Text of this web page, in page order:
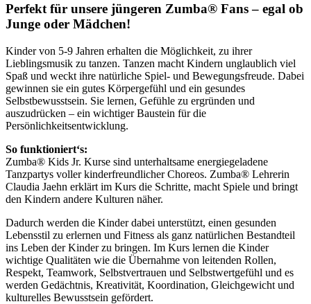
Perfekt für unsere jüngeren Zumba® Fans – egal ob
Junge oder Mädchen!
Kinder von 5-9 Jahren erhalten die Möglichkeit, zu ihrer
Lieblingsmusik zu tanzen. Tanzen macht Kindern unglaublich viel
Spaß und weckt ihre natürliche Spiel- und Bewegungsfreude. Dabei
gewinnen sie ein gutes Körpergefühl und ein gesundes
Selbstbewusstsein. Sie lernen, Gefühle zu ergründen und
auszudrücken – ein wichtiger Baustein für die
Persönlichkeitsentwicklung.
So funktioniert‘s:
Zumba® Kids Jr. Kurse sind unterhaltsame energiegeladene
Tanzpartys voller kinderfreundlicher Choreos. Zumba® Lehrerin
Claudia Jaehn erklärt im Kurs die Schritte, macht Spiele und bringt
den Kindern andere Kulturen näher.
Dadurch werden die Kinder dabei unterstützt, einen gesunden
Lebensstil zu erlernen und Fitness als ganz natürlichen Bestandteil
ins Leben der Kinder zu bringen. Im Kurs lernen die Kinder
wichtige Qualitäten wie die Übernahme von leitenden Rollen,
Respekt, Teamwork, Selbstvertrauen und Selbstwertgefühl und es
werden Gedächtnis, Kreativität, Koordination, Gleichgewicht und
kulturelles Bewusstsein gefördert.